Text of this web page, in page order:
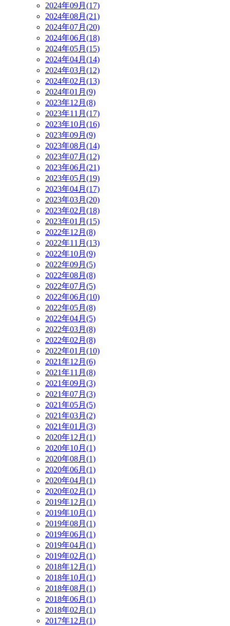
2024年09月(17)
2024年08月(21)
2024年07月(20)
2024年06月(18)
2024年05月(15)
2024年04月(14)
2024年03月(12)
2024年02月(13)
2024年01月(9)
2023年12月(8)
2023年11月(17)
2023年10月(16)
2023年09月(9)
2023年08月(14)
2023年07月(12)
2023年06月(21)
2023年05月(19)
2023年04月(17)
2023年03月(20)
2023年02月(18)
2023年01月(15)
2022年12月(8)
2022年11月(13)
2022年10月(9)
2022年09月(5)
2022年08月(8)
2022年07月(5)
2022年06月(10)
2022年05月(8)
2022年04月(5)
2022年03月(8)
2022年02月(8)
2022年01月(10)
2021年12月(6)
2021年11月(8)
2021年09月(3)
2021年07月(3)
2021年05月(5)
2021年03月(2)
2021年01月(3)
2020年12月(1)
2020年10月(1)
2020年08月(1)
2020年06月(1)
2020年04月(1)
2020年02月(1)
2019年12月(1)
2019年10月(1)
2019年08月(1)
2019年06月(1)
2019年04月(1)
2019年02月(1)
2018年12月(1)
2018年10月(1)
2018年08月(1)
2018年06月(1)
2018年02月(1)
2017年12月(1)